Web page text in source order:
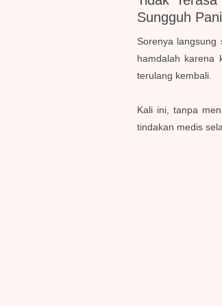
Sungguh
Sorenya
hamdalah karena
terulang kembali.
Kali ini, tanpa
tindakan medis